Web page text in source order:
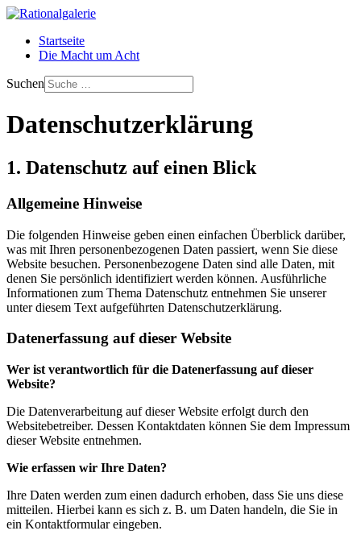
Startseite
Die Macht um Acht
Suchen
Datenschutzerklärung
1. Datenschutz auf einen Blick
Allgemeine Hinweise
Die folgenden Hinweise geben einen einfachen Überblick darüber,
was mit Ihren personenbezogenen Daten passiert, wenn Sie diese
Website besuchen. Personenbezogene Daten sind alle Daten, mit
denen Sie persönlich identifiziert werden können. Ausführliche
Informationen zum Thema Datenschutz entnehmen Sie unserer
unter diesem Text aufgeführten Datenschutzerklärung.
Datenerfassung auf dieser Website
Wer ist verantwortlich für die Datenerfassung auf dieser
Website?
Die Datenverarbeitung auf dieser Website erfolgt durch den
Websitebetreiber. Dessen Kontaktdaten können Sie dem Impressum
dieser Website entnehmen.
Wie erfassen wir Ihre Daten?
Ihre Daten werden zum einen dadurch erhoben, dass Sie uns diese
mitteilen. Hierbei kann es sich z. B. um Daten handeln, die Sie in
ein Kontaktformular eingeben.